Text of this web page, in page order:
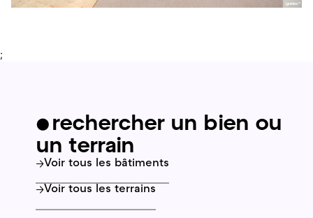
;
• rechercher un bien ou
un terrain
Voir tous les bâtiments
Voir tous les terrains